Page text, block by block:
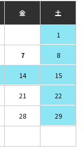
金 土
1
7 8
14 15
21 22
28 29